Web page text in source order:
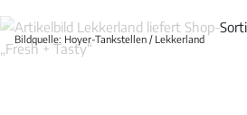
Bildquelle: Hoyer-Tankstellen / Lekkerland